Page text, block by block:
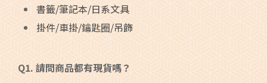
書籤/筆記本/日系文具
掛件/車掛/鑰匙圈/吊飾
Q1. 請問商品都有現貨嗎？